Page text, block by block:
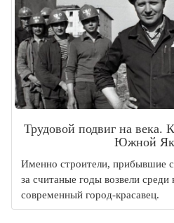
Трудовой подвиг на века.
Южной
Именно строители, прибывшие
за считаные годы возвели
современный город-красавец.